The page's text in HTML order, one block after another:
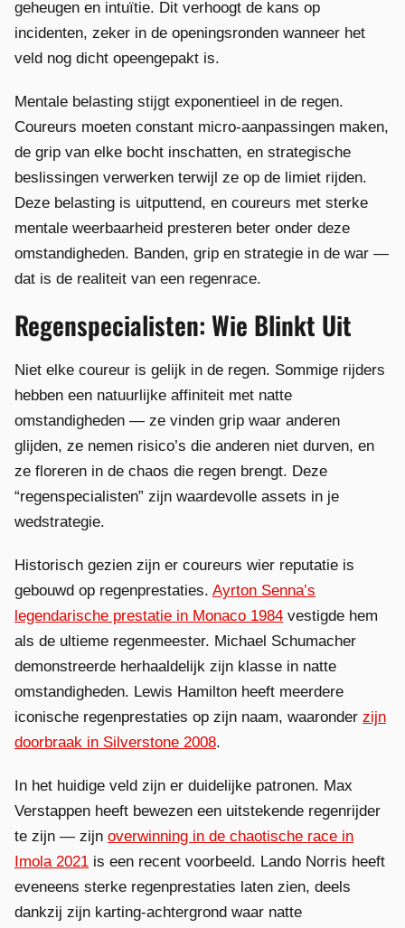
geheugen en intuïtie. Dit verhoogt de kans op
incidenten, zeker in de openingsronden wanneer het
veld nog dicht opeengepakt is.
Mentale belasting stijgt exponentieel in de regen.
Coureurs moeten constant micro-aanpassingen maken,
de grip van elke bocht inschatten, en strategische
beslissingen verwerken terwijl ze op de limiet rijden.
Deze belasting is uitputtend, en coureurs met sterke
mentale weerbaarheid presteren beter onder deze
omstandigheden. Banden, grip en strategie in de war —
dat is de realiteit van een regenrace.
Regenspecialisten: Wie Blinkt Uit
Niet elke coureur is gelijk in de regen. Sommige rijders
hebben een natuurlijke affiniteit met natte
omstandigheden — ze vinden grip waar anderen
glijden, ze nemen risico’s die anderen niet durven, en
ze floreren in de chaos die regen brengt. Deze
“regenspecialisten” zijn waardevolle assets in je
wedstrategie.
Historisch gezien zijn er coureurs wier reputatie is
gebouwd op regenprestaties. Ayrton Senna’s
legendarische prestatie in Monaco 1984 vestigde hem
als de ultieme regenmeester. Michael Schumacher
demonstreerde herhaaldelijk zijn klasse in natte
omstandigheden. Lewis Hamilton heeft meerdere
iconische regenprestaties op zijn naam, waaronder zijn
doorbraak in Silverstone 2008.
In het huidige veld zijn er duidelijke patronen. Max
Verstappen heeft bewezen een uitstekende regenrijder
te zijn — zijn overwinning in de chaotische race in
Imola 2021 is een recent voorbeeld. Lando Norris heeft
eveneens sterke regenprestaties laten zien, deels
dankzij zijn karting-achtergrond waar natte